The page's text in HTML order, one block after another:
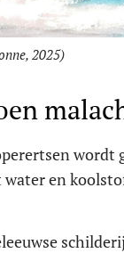
2025)
wordt
en